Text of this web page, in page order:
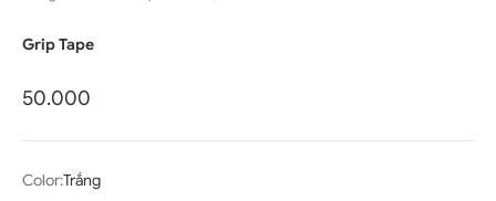
Grip Tape
Giá bán
50.000
Color:Trắng